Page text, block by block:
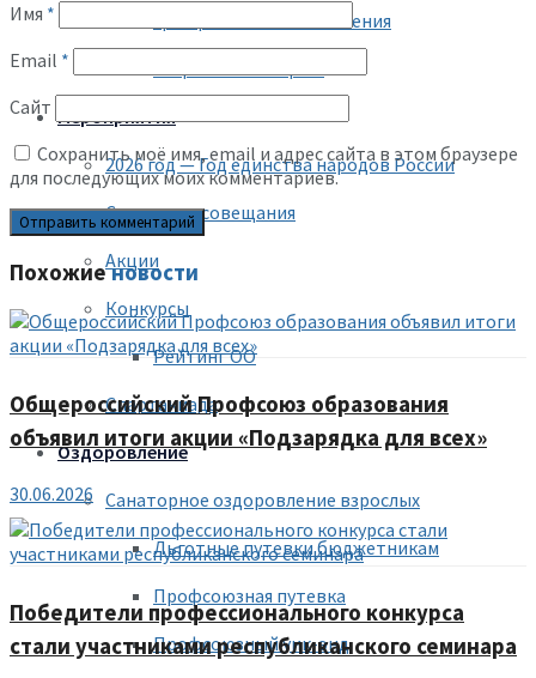
Центр занятости населения
Социальная защита
Мероприятия
2026 год — Год единства народов России
Семинары, совещания
Акции
Конкурсы
Рейтинг ОО
Спартакиада
Оздоровление
Санаторное оздоровление взрослых
Льготные путевки бюджетникам
Профсоюзная путевка
Профсоюзный уик-энд
Имя *
Email *
Сайт
Сохранить моё имя, email и адрес сайта в этом браузере
для последующих моих комментариев.
Похожиеновости
Общероссийский Профсоюз образования
объявил итоги акции «Подзарядка для всех»
30.06.2026
Победители профессионального конкурса
стали участниками республиканского семинара